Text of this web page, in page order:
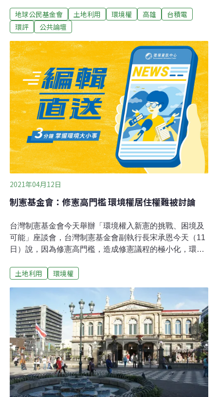
水、用電需求，其使用的化學品不斷因應製程更新而變
化，也使廢水、廢棄物的管理複雜化，足見台積電設廠帶
市政府用最快的速度展開楠梓產業園區的行政程序，上述
這些環評能否妥善完備？過去前高雄市長陳菊承諾於中油
高廠舊址設立的生態公園，是否能兌現承諾納入規劃之
中？這是我們擔憂之處，也是市民最深刻的期待。然而經
歷全球晶片供應短缺，半導體晶片儼然成為各國重要的戰
略物資。而台積電的晶圓代工市占率達全球的五成，對於
我國的地緣政治地位有決定性的影響。我們理解台積電對
於台灣的重要性，但我們依然期待重視企業社會責任及永
續發展的台積電，能「不只是蓋工廠」，而是透過與社區
的連結
地球公民基金會 土地利用 環境權 高雄
台積電
環評
公共論壇
2021年04月12日
制憲基金會：修憲高門檻 環境權居住權難被討論
台灣制憲基金會今天舉辦「環境權入新憲的挑戰、困境及
可能」座談會，台灣制憲基金會副執行長宋承恩今天（11
日）說，因為修憲高門檻，造成修憲議程的極小化，環境
考慮其他的替代方案，包括制憲。東吳大學法律學系教授
有觸碰到其他重大議題，顯然經濟效應低落；他認為，修
憲困難點不是近1000萬人的公民複決，而是在立法院產出
多數政黨能認同的新憲版本。立法院現已成立修憲委員
會，民進黨也成立憲改小組，力拚在立法院下會期9月開
議後，將憲政改革主張送交立法院黨團。對此，宋承恩
說，未來幾個月，台灣社會將密集討論修憲議題；不過，
因為修憲高門檻，造成修憲議程的極小化，無法進行大部
分的改革。他說，公民意識形成過程中會談到的環境權、
居住權等進步價值，「現在都不到這裡」，可能只會談最
土地利用 環境權